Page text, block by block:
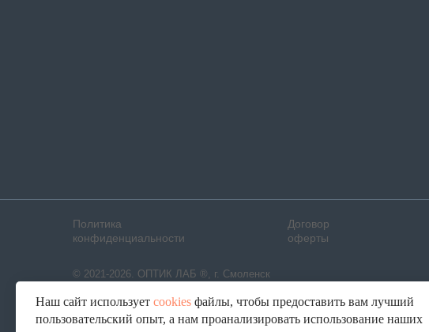
© 2021-2026. ОПТИК ЛАБ ®, г. Смоленск
Политика
конфиденциальности
Договор
оферты
Наш сайт использует cookies файлы, чтобы предоставить вам лучший
пользовательский опыт, а нам проанализировать использование наших